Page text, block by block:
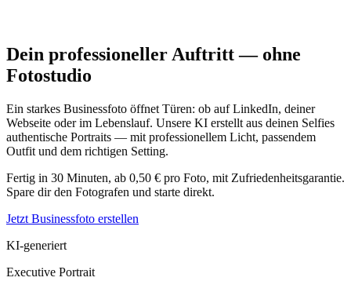
Dein professioneller Auftritt — ohne
Fotostudio
Ein starkes Businessfoto öffnet Türen: ob auf LinkedIn, deiner
Webseite oder im Lebenslauf. Unsere KI erstellt aus deinen Selfies
authentische Portraits — mit professionellem Licht, passendem
Outfit und dem richtigen Setting.
Fertig in 30 Minuten, ab 0,50 € pro Foto, mit Zufriedenheitsgarantie.
Spare dir den Fotografen und starte direkt.
Jetzt Businessfoto erstellen
KI-generiert
Executive Portrait